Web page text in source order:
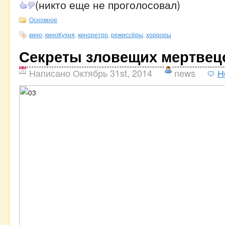
(никто еще не проголосовал)
Основное
кино киноКухня киноретро режиссёры хорроры
Секреты зловещих
Написано Октябрь 31st, 2014 news